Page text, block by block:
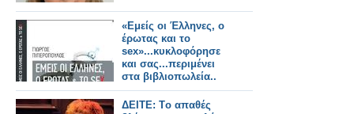
«Εμείς οι Έλληνες, ο
έρωτας και το
sex»...κυκλοφόρησε
και σας...περιμένει
στα βιβλιοπωλεία..
ΔΕΙΤΕ: Tο απαθές